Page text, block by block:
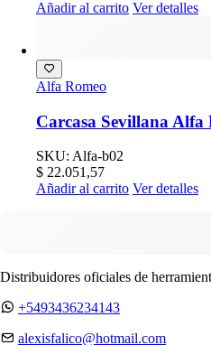
Añadir al carrito Ver detalles
Alfa Romeo
Carcasa Sevillana Alfa
SKU: Alfa-b02
$ 22.051,57
Añadir al carrito Ver detalles
Distribuidores oficiales de
+5493436234143
alexisfalico@hotmail.com